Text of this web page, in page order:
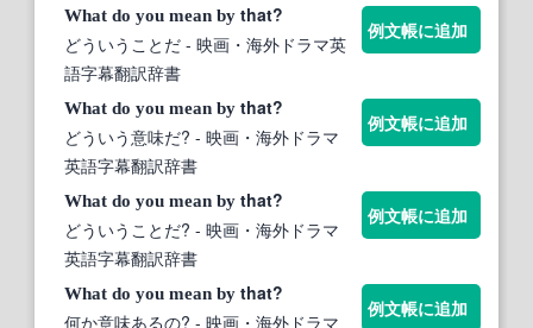
What do you mean by that?
どういうことだ - 映画・海外ドラマ英
語字幕翻訳辞書
例文帳に追加
What do you mean by that?
どういう意味だ? - 映画・海外ドラマ
英語字幕翻訳辞書
例文帳に追加
What do you mean by that?
どういうことだ? - 映画・海外ドラマ
英語字幕翻訳辞書
例文帳に追加
What do you mean by that?
何か意味あるの? - 映画・海外ドラマ
例文帳に追加